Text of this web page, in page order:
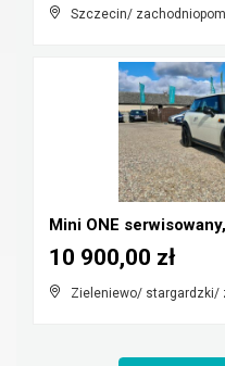
Szczecin/
Mini ONE
Zieleniewo/ stargardzki/
10 900,00 zł